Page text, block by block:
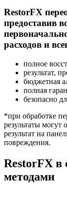
RestorFX
предоставив
расходов и
полное
результат,
бюджетная
полная
безопасно
*при обработке
результаты могут
результат на
повреждения.
RestorFX в
методами